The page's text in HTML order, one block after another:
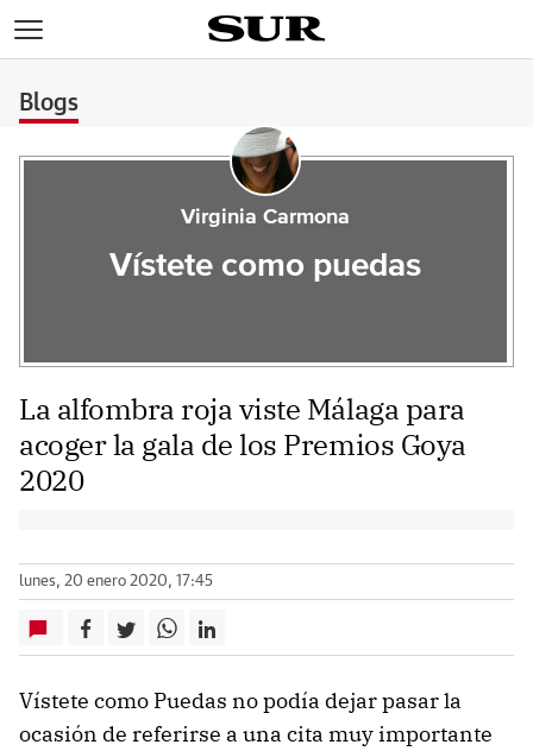
Blogs
Virginia Carmona
Vístete como puedas
La alfombra roja viste Málaga para
acoger la gala de los Premios Goya
2020
lunes, 20 enero 2020, 17:45
Vístete como Puedas no podía dejar pasar la
ocasión de referirse a una cita muy importante